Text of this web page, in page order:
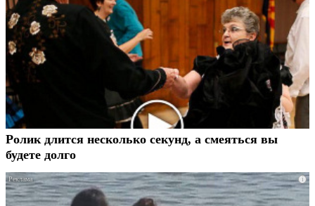
Ролик длится несколько секунд, а смеяться вы
будете долго
i